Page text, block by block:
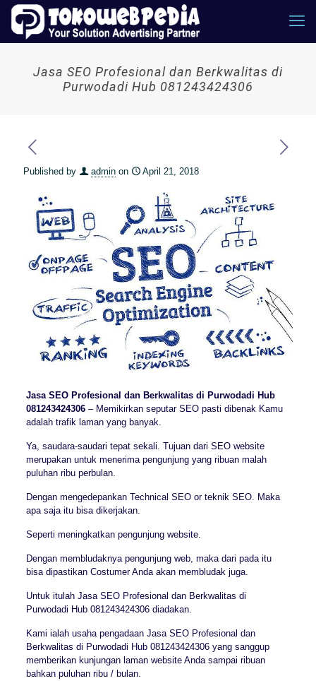
Jasa SEO Profesional dan Berkwalitas di
Purwodadi Hub 081243424306
Published by admin on April 21, 2018
Jasa SEO Profesional dan Berkwalitas di Purwodadi Hub
081243424306– Memikirkan seputar SEO pasti dibenak Kamu
adalah trafik laman yang banyak.
Ya, saudara-saudari tepat sekali. Tujuan dari SEO website
merupakan untuk menerima pengunjung yang ribuan malah
puluhan ribu perbulan.
Dengan mengedepankan Technical SEO or teknik SEO. Maka
apa saja itu bisa dikerjakan.
Seperti meningkatkan pengunjung website.
Dengan membludaknya pengunjung web, maka dari pada itu
bisa dipastikan Costumer Anda akan membludak juga.
Untuk itulah Jasa SEO Profesional dan Berkwalitas di
Purwodadi Hub 081243424306 diadakan.
Kami ialah usaha pengadaan Jasa SEO Profesional dan
Berkwalitas di Purwodadi Hub 081243424306 yang sanggup
memberikan kunjungan laman website Anda sampai ribuan
bahkan puluhan ribu / bulan.